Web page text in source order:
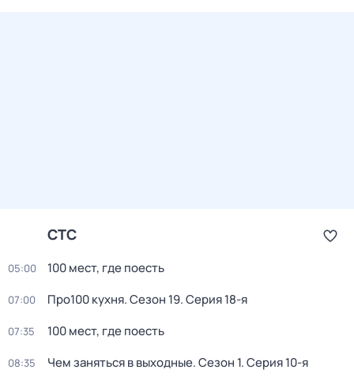
СТС
05:00 100 мест, где поесть
07:00 Про100 кухня. Сезон 19. Серия 18-я
07:35 100 мест, где поесть
08:35 Чем заняться в выходные. Сезон 1. Серия 10-я